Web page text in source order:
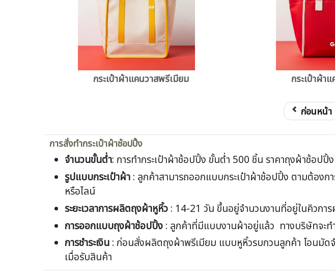
กระเป๋าผ้าแคนวาสพรีเมียม กระเป๋าผ้า
ก่อนหน้า
การสั่งทำกระเป๋าผ้าช้อปปิ้ง
จำนวนขั้นต่ำ: การทำกระเป๋าผ้าช้อปปิ้ง ขั้นต่ำ 500 ชิ้น ราคาถุงผ้าช้อ
รูปแบบกระเป๋าผ้า : ลูกค้าสามารถออกแบบกระเป๋าผ้าช้อปปิ้ง ตามต้อง
หรือไลน์
ระยะเวลาการผลิตถุงผ้าหูหิ้ว : 14-21 วัน ขึ้นอยู่จำนวนงานที่อยู่ในคิวกา
การออกแบบถุงผ้าช้อปปิ้ง : ลูกค้าที่มีแบบงานผ้าอยู่แล้ว ทางบริษัทจะ
การชำระเงิน : ก่อนสั่งผลิตถุงผ้าพรีเมียม แบบหูหิ้วรบกวนลูกค้า โอนมัดจ
เมื่อรับสินค้า